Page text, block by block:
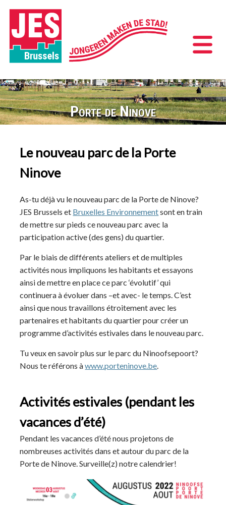
Porte de Ninove
Le nouveau parc de la Porte
Ninove
As-tu déjà vu le nouveau parc de la Porte de Ninove?
JES Brussels et Bruxelles Environnementsont en train
de mettre sur pieds ce nouveau parc avec la
participation active (des gens) du quartier.
Par le biais de différents ateliers et de multiples
activités nous impliquons les habitants et essayons
ainsi de mettre en place ce parc ‘évolutif’ qui
continuera à évoluer dans –et avec- le temps. C’est
ainsi que nous travaillons étroitement avec les
partenaires et habitants du quartier pour créer un
programme d’activités estivales dans le nouveau parc.
Tu veux en savoir plus sur le parc du Ninoofsepoort?
Nous te référons àwww.porteninove.be.
Activités estivales (pendant les
vacances d’été)
Pendant les vacances d’été nous projetons de
nombreuses activités dans et autour du parc de la
Porte de Ninove. Surveille(z) notre calendrier!